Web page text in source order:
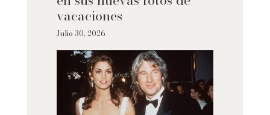
vacaciones
Julio 30, 2026